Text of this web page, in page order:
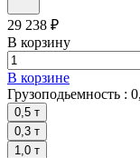
29 238 ₽
В корзину
В корзине
Грузоподьемность :
0,5 т
0,3 т
1,0 т